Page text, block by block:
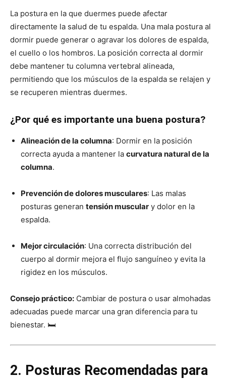
La postura en la que duermes puede afectar
directamente la salud de tu espalda. Una mala postura al
dormir puede generar o agravar los dolores de espalda,
el cuello o los hombros. La posición correcta al dormir
debe mantener tu columna vertebral alineada,
permitiendo que los músculos de la espalda se relajen y
se recuperen mientras duermes.
¿Por qué es importante una buena postura?
Alineación de la columna: Dormir en la posición
correcta ayuda a mantener la curvatura natural de la
columna.
Prevención de dolores musculares: Las malas
posturas generan tensión muscular y dolor en la
espalda.
Mejor circulación: Una correcta distribución del
cuerpo al dormir mejora el flujo sanguíneo y evita la
rigidez en los músculos.
Consejo práctico: Cambiar de postura o usar almohadas
adecuadas puede marcar una gran diferencia para tu
bienestar. 🛏️
2. Posturas Recomendadas para